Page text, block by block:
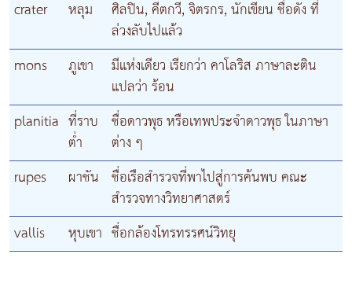
crater หลุม ศิลปิน, คีตกวี, จิตรกร, นักเขียน ชื่อดัง ที่
ล่วงลับไปแล้ว
mons
ภูเขา มีแห่งเดียว เรียกว่า คาโลริส ภาษาละติน
แปลว่า ร้อน
planitia ที่ราบ
ต่ำ
ชื่อดาวพุธ หรือเทพประจำดาวพุธ ในภาษา
ต่าง ๆ
rupes
ผาชัน ชื่อเรือสำรวจที่พาไปสู่การค้นพบ คณะ
สำรวจทางวิทยาศาสตร์
vallis
หุบเขา ชื่อกล้องโทรทรรศน์วิทยุ